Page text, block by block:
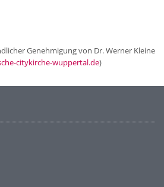
Genehmigung von Dr. Werner Kleine
citykirche-wuppertal.de)